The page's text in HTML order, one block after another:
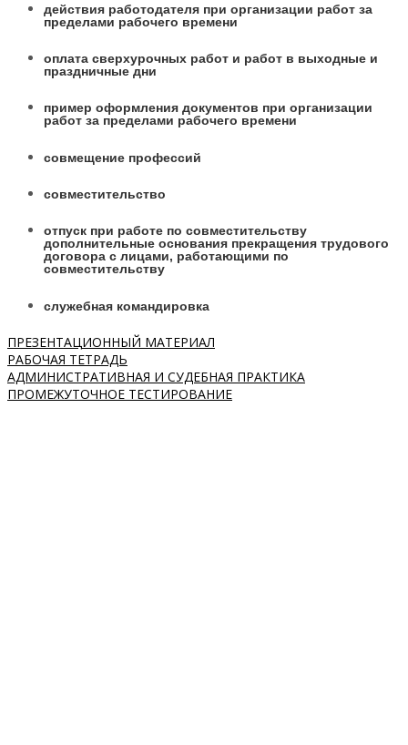
действия работодателя при организации работ за
пределами рабочего времени
оплата сверхурочных работ и работ в выходные и
праздничные дни
пример оформления документов при организации
работ за пределами рабочего времени
совмещение профессий
совместительство
отпуск при работе по совместительству
дополнительные основания прекращения трудового
договора с лицами, работающими по
совместительству
служебная командировка
ПРЕЗЕНТАЦИОННЫЙ МАТЕРИАЛ
РАБОЧАЯ ТЕТРАДЬ
АДМИНИСТРАТИВНАЯ И СУДЕБНАЯ ПРАКТИКА
ПРОМЕЖУТОЧНОЕ ТЕСТИРОВАНИЕ